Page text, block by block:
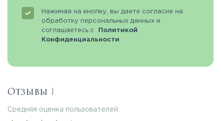
Нажимая на кнопку, вы даете согласие на
обработку персональных данных и
соглашаетесь с
Политикой
Конфиденциальности
Отзывы 1
Средняя оценка пользователей: